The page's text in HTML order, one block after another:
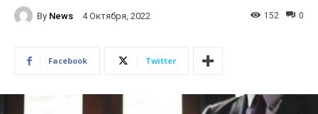
By News 4 Октября, 2022 0
152
Facebook Twitter